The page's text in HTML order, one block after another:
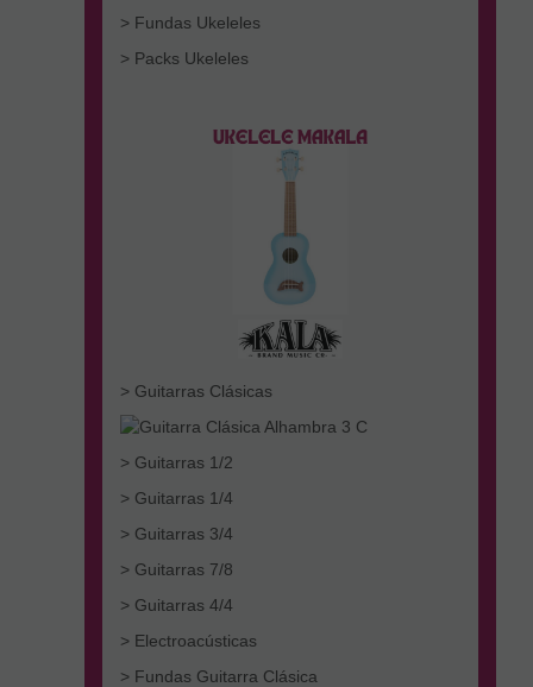
> Fundas Ukeleles
> Packs Ukeleles
> Guitarras Clásicas
> Guitarras 1/2
> Guitarras 1/4
> Guitarras 3/4
> Guitarras 7/8
> Guitarras 4/4
> Electroacústicas
> Fundas Guitarra Clásica